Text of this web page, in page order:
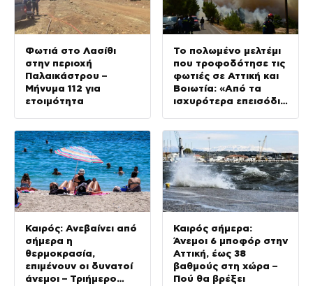
Φωτιά στο Λασίθι
στην περιοχή
Παλαικάστρου –
Μήνυμα 112 για
ετοιμότητα
Το πολωμένο μελτέμι
που τροφοδότησε τις
φωτιές σε Αττική και
Βοιωτία: «Από τα
ισχυρότερα επεισόδια
Καιρός: Ανεβαίνει από
σήμερα η
θερμοκρασία,
επιμένουν οι δυνατοί
άνεμοι – Τριήμερο
Καιρός σήμερα:
Άνεμοι 6 μποφόρ στην
Αττική, έως 38
βαθμούς στη χώρα –
Πού θα βρέξει